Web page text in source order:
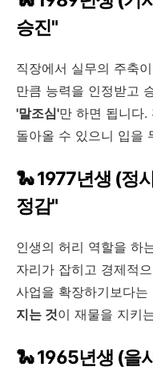
승진"
직장에서 실무의 주축
만큼 능력을 인정받고
'말조심'만 하면 됩니다.
돌아올 수 있으니 입을
🐍 1977년생 (정
정감"
인생의 허리 역할을 하
자리가 잡히고 경제적
사업을 확장하기보다
지는 것이 재물을 지키
🐍 1965년생 (을